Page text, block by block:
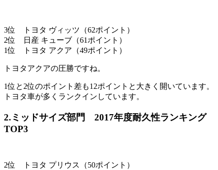
3位 トヨタ ヴィッツ（62ポイント）
2位 日産 キューブ（61ポイント）
1位 トヨタ アクア（49ポイント）
トヨタアクアの圧勝ですね。
1位と2位のポイント差も12ポイントと大きく開いています。
トヨタ車が多くランクインしています。
2.ミッドサイズ部門 2017年度耐久性ランキング
TOP3
2位 トヨタ プリウス（50ポイント）